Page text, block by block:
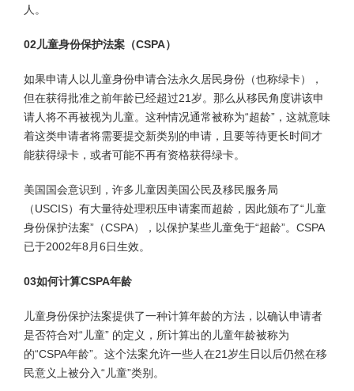
人。
02儿童身份保护法案（CSPA）
如果申请人以儿童身份申请合法永久居民身份（也称绿卡），
但在获得批准之前年龄已经超过21岁。那么从移民角度讲该申
请人将不再被视为儿童。这种情况通常被称为“超龄”，这就意味
着这类申请者将需要提交新类别的申请，且要等待更长时间才
能获得绿卡，或者可能不再有资格获得绿卡。
美国国会意识到，许多儿童因美国公民及移民服务局
（USCIS）有大量待处理积压申请案而超龄，因此颁布了“儿童
身份保护法案”（CSPA），以保护某些儿童免于“超龄”。CSPA
已于2002年8月6日生效。
03如何计算CSPA年龄
儿童身份保护法案提供了一种计算年龄的方法，以确认申请者
是否符合对“儿童” 的定义，所计算出的儿童年龄被称为
的“CSPA年龄”。这个法案允许一些人在21岁生日以后仍然在移
民意义上被分入“儿童”类别。